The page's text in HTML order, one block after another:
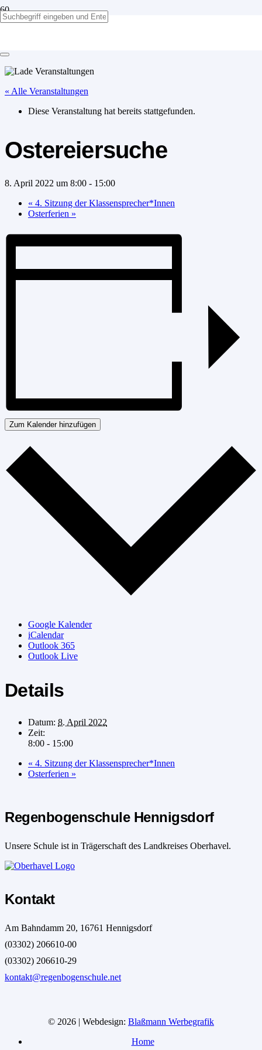
« Alle Veranstaltungen
Diese Veranstaltung hat bereits stattgefunden.
Ostereiersuche
8. April 2022 um 8:00 - 15:00
« 4. Sitzung der Klassensprecher*Innen
Osterferien »
Zum Kalender hinzufügen
Google Kalender
iCalendar
Outlook 365
Outlook Live
Details
Datum: 8. April 2022
Zeit:
8:00 - 15:00
« 4. Sitzung der Klassensprecher*Innen
Osterferien »
Regenbogenschule Hennigsdorf
Unsere Schule ist in Trägerschaft des Landkreises Oberhavel.
Kontakt
Am Bahndamm 20, 16761 Hennigsdorf
(03302) 206610-00
(03302) 206610-29
kontakt@regenbogenschule.net
© 2026 | Webdesign: Blaßmann Werbegrafik
Home